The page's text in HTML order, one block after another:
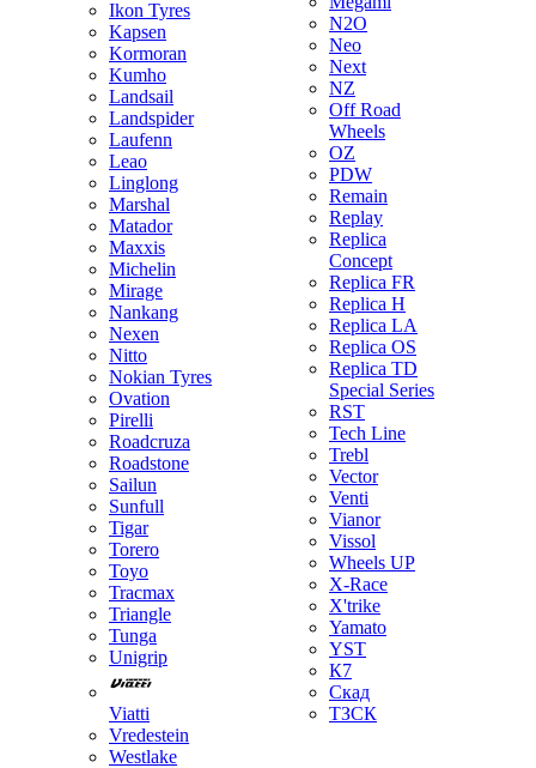
Ikon Tyres
Kapsen
Kormoran
Kumho
Landsail
Landspider
Laufenn
Leao
Linglong
Marshal
Matador
Maxxis
Michelin
Mirage
Nankang
Nexen
Nitto
Nokian Tyres
Ovation
Pirelli
Roadcruza
Roadstone
Sailun
Sunfull
Tigar
Torero
Toyo
Tracmax
Triangle
Tunga
Unigrip
Viatti
Vredestein
Westlake
N2O
Neo
Next
NZ
Off Road
Wheels
OZ
PDW
Remain
Replay
Replica
Concept
Replica FR
Replica H
Replica LA
Replica OS
Replica TD
Special Series
RST
Tech Line
Trebl
Vector
Venti
Vianor
Vissol
Wheels UP
X-Race
X'trike
Yamato
YST
К7
Скад
ТЗСК